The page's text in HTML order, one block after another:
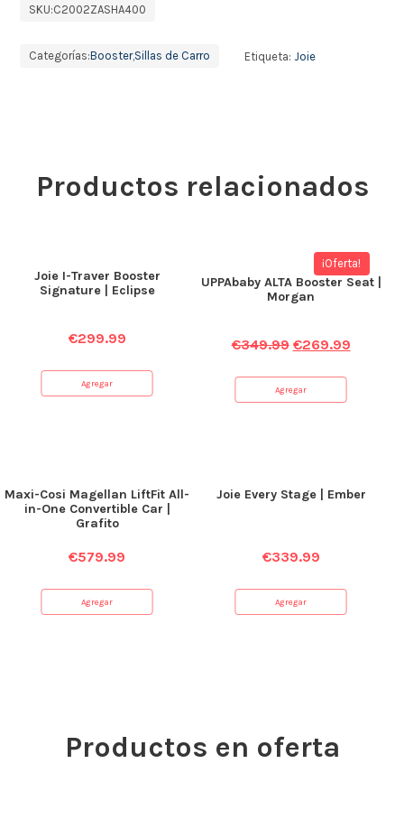
SKU:C2002ZASHA400
Categorías:Booster,Sillas de Carro Etiqueta: Joie
Productos relacionados
Joie I-Traver Booster
Signature | Eclipse
€299.99
Agregar
¡Oferta!
UPPAbaby ALTA Booster Seat |
Morgan
€349.99 €269.99
Agregar
Maxi-Cosi Magellan LiftFit All-
in-One Convertible Car |
Grafito
€579.99
Agregar
Joie Every Stage | Ember
€339.99
Agregar
Productos en oferta